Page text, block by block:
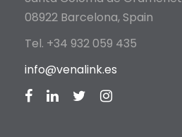
08922 Barcelona, Spain
Tel. +34 932 059 435
info@venalink.es